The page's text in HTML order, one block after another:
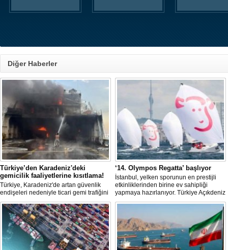
Diğer Haberler
Türkiye’den Karadeniz'deki
gemicilik faaliyetlerine kısıtlama!
Türkiye, Karadeniz'de artan güvenlik
endişeleri nedeniyle ticari gemi trafiğini
kısıtlamaya başladı. Bu durum,
bölgedeki gıda güvenliğini tehdit ediyor.
‘14. Olympos Regatta’ başlıyor
İstanbul, yelken sporunun en prestijli
etkinliklerinden birine ev sahipliği
yapmaya hazırlanıyor. Türkiye Açıkdeniz
Yarış Kulübü (TAYK), Türkiye Yelken
birliğiyle hayata geçirilecek olan 14.
TAYK - Eker Olympos Regatta, 7
Ağustos'ta start alacak ve 16 Ağustos'a
kadar deniz tutkunlarını bir araya
getirecek. "Rüzgâ